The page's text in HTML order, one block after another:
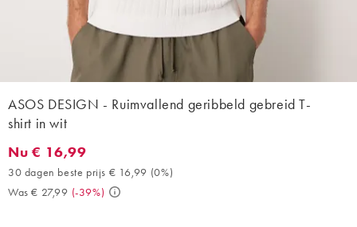
ASOS DESIGN - Ruimvallend geribbeld gebreid T-
shirt in wit
Nu € 16,99. 30 dagen beste prijs € 16,99 (0%). Was € 27,99. (-
Nu € 16,99
30 dagen beste prijs € 16,99 (0%)
Was € 27,99 (-39%)